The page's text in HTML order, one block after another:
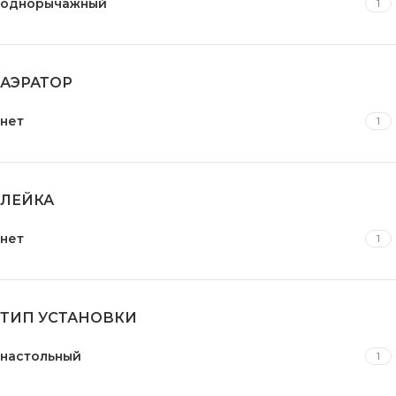
однорычажный 1
АЭРАТОР
нет 1
ЛЕЙКА
нет 1
ТИП УСТАНОВКИ
настольный 1